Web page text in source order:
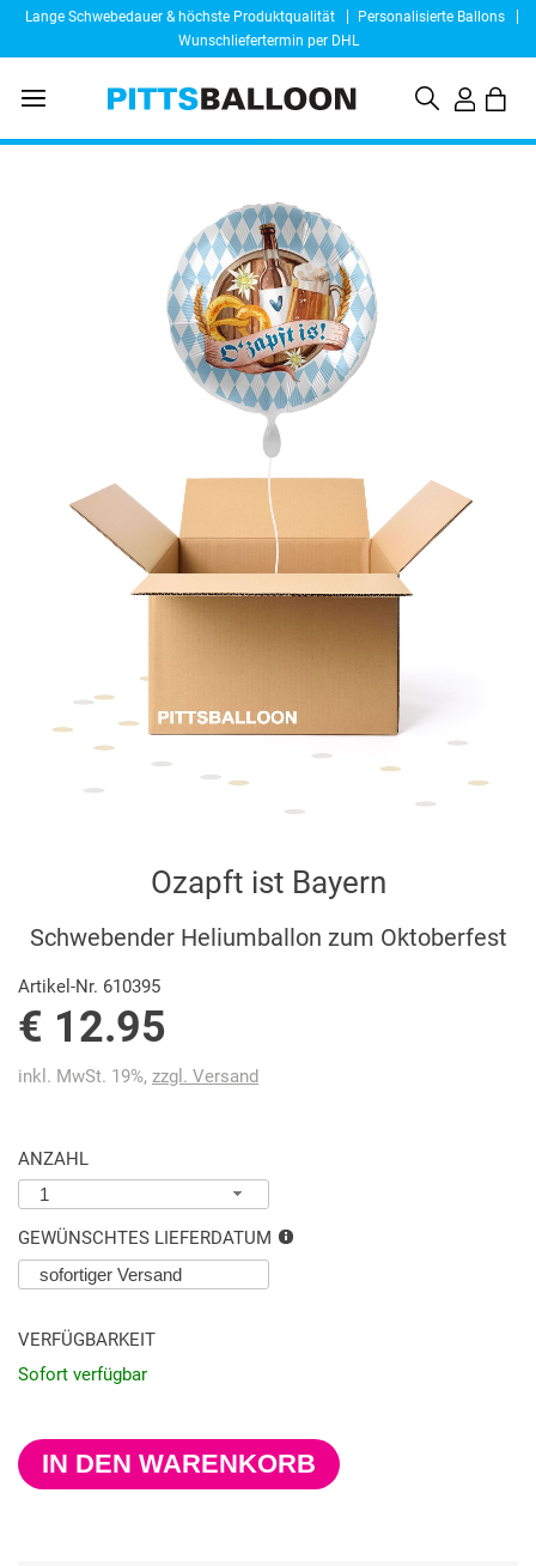
Lange Schwebedauer & höchste Produktqualität
Personalisierte Ballons
Wunschliefertermin per DHL
Ozapft ist Bayern
Schwebender Heliumballon zum Oktoberfest
Artikel-Nr. 610395
€ 12.95
inkl. MwSt. 19%, zzgl. Versand
ANZAHL
1
GEWÜNSCHTES LIEFERDATUM
VERFÜGBARKEIT
Sofort verfügbar
IN DEN WARENKORB